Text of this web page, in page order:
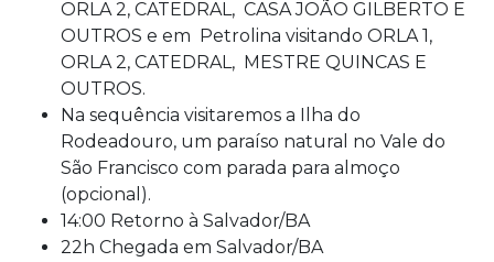
ORLA 2, CATEDRAL, CASA JOÃO GILBERTO E
OUTROS e em Petrolina visitando ORLA 1,
ORLA 2, CATEDRAL, MESTRE QUINCAS E
OUTROS.
Na sequência visitaremos a Ilha do
Rodeadouro, um paraíso natural no Vale do
São Francisco com parada para almoço
(opcional).
14:00 Retorno à Salvador/BA
22h Chegada em Salvador/BA